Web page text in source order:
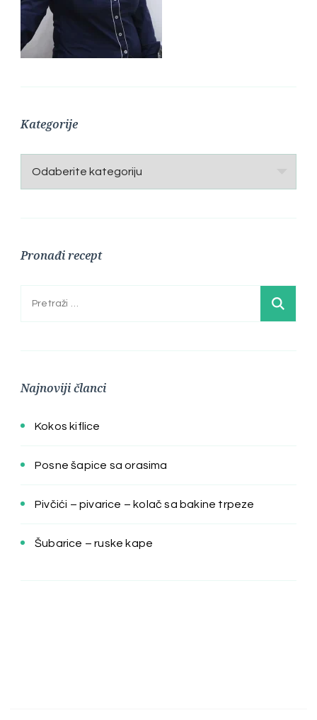
Kategorije
Kategorije
Pronađi recept
Pretraga:
Najnoviji članci
Kokos kiflice
Posne šapice sa orasima
Pivčići – pivarice – kolač sa bakine trpeze
Šubarice – ruske kape